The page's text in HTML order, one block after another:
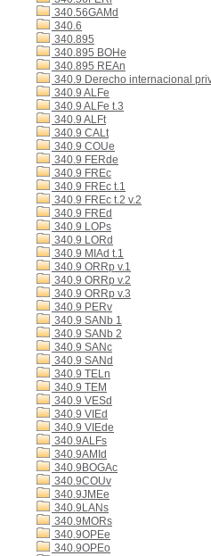
340.56GAMd
340.6
340.895
340.895 BOHe
340.895 REAn
340.9 Derecho internacional
340.9 ALFe
340.9 ALFe t.3
340.9 ALFt
340.9 CALt
340.9 COUe
340.9 FERde
340.9 FREc
340.9 FREc t.1
340.9 FREc t.2 v.2
340.9 FREd
340.9 LOPs
340.9 LORd
340.9 MIAd t.1
340.9 ORRp v.1
340.9 ORRp v.2
340.9 ORRp v.3
340.9 PERv
340.9 SANb 1
340.9 SANb 2
340.9 SANc
340.9 SANd
340.9 TELn
340.9 TEM
340.9 VESd
340.9 VIEd
340.9 VIEde
340.9ALFs
340.9AMId
340.9BOGAc
340.9COUv
340.9JMEe
340.9LANs
340.9MORs
340.9OPEe
340.9OPEo